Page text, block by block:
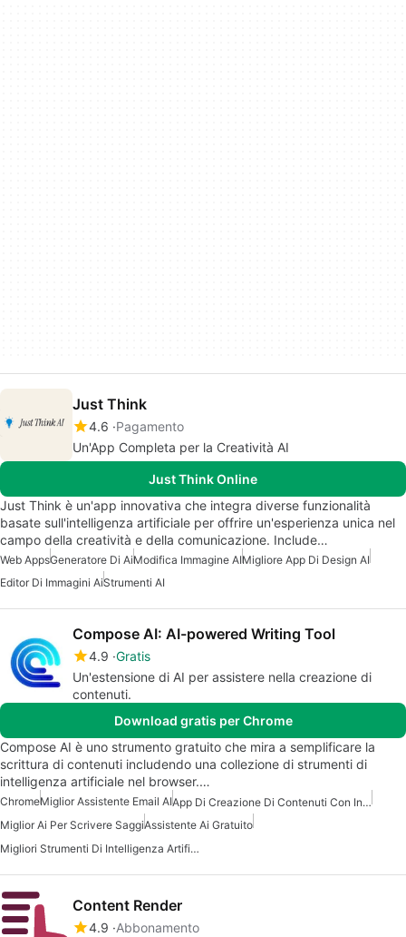
Just Think
4.6 Pagamento
Un'App Completa per la Creatività AI
Just Think Online
Just Think è un'app innovativa che integra diverse funzionalità
basate sull'intelligenza artificiale per offrire un'esperienza unica nel
campo della creatività e della comunicazione. Include…
Web AppsGeneratore Di AiModifica Immagine AIMigliore App Di Design AI
Editor Di Immagini AiStrumenti AI
Compose AI: AI-powered Writing Tool
4.9 Gratis
Un'estensione di AI per assistere nella creazione di
contenuti.
Download gratis per Chrome
Compose AI è uno strumento gratuito che mira a semplificare la
scrittura di contenuti includendo una collezione di strumenti di
intelligenza artificiale nel browser.…
ChromeMiglior Assistente Email AI
App Di Creazione Di Contenuti Con Intelligenza Artificiale
Miglior Ai Per Scrivere SaggiAssistente Ai Gratuito
Migliori Strumenti Di Intelligenza Artificiale Per Scrittori
Content Render
4.9 Abbonamento